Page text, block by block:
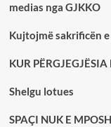
medias nga GJKKO
Kujtojmë sakrificën
KUR
Shelgu lotues
SPAÇI NUK E